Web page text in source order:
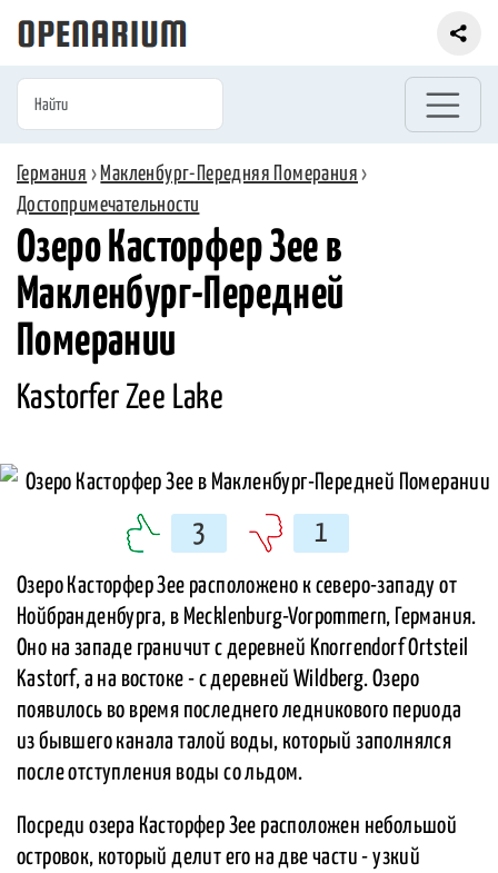
Германия › Макленбург-Передняя Померания ›
Достопримечательности
Озеро Касторфер Зее в
Макленбург-Передней
Померании
Kastorfer Zee Lake
3 1
Озеро Касторфер Зее расположено к северо-западу от
Нойбранденбурга, в Mecklenburg-Vorpommern, Германия.
Оно на западе граничит с деревней Knorrendorf Ortsteil
Kastorf, а на востоке - с деревней Wildberg. Озеро
появилось во время последнего ледникового периода
из бывшего канала талой воды, который заполнялся
после отступления воды со льдом.
Посреди озера Касторфер Зее расположен небольшой
островок, который делит его на две части - узкий